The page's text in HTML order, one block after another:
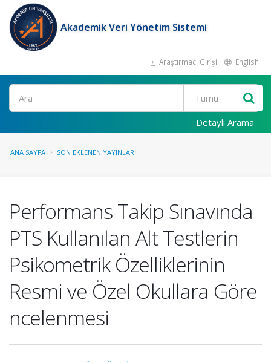
Akademik Veri Yönetim Sistemi
Araştırmacı Girişi English
Ara
Detaylı Arama
ANA SAYFA SON EKLENEN YAYINLAR
Performans Takip Sınavında
PTS Kullanılan Alt Testlerin
Psikometrik Özelliklerinin
Resmi ve Özel Okullara Göre
ncelenmesi